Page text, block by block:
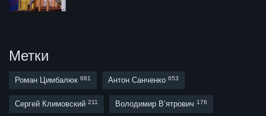
Метки
Роман Цимбалюк 681 Антон Санченко 653
Сергей Климовский 211 Володимир В’ятрович 176